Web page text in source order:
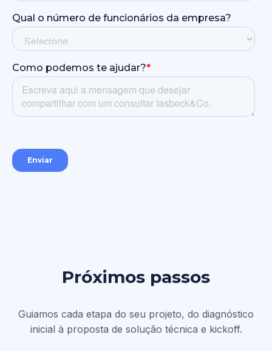
Próximos passos
Guiamos cada etapa do seu projeto, do diagnóstico
inicial à proposta de solução técnica e kickoff.